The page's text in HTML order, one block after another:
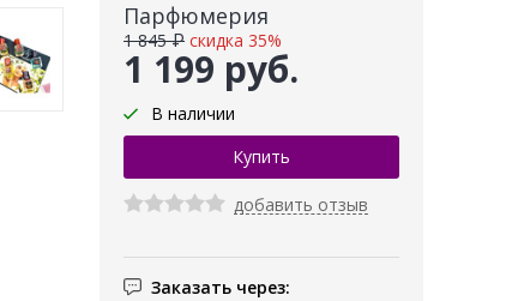
Парфюмерия
1 199 руб.
1 845 ₽ скидка 35%
В наличии
добавить отзыв
Заказать через: